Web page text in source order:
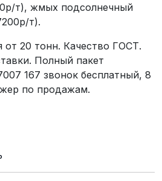
т), жмых подсолнечный
т).
от 20 тонн. Качество ГОСТ.
Полный пакет
167 звонок бесплатный, 8
по продажам.